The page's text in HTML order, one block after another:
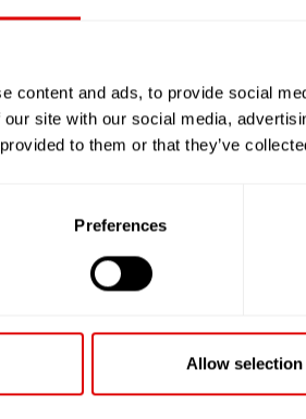
content and ads, to provide social
site with our social media,
to them or that they’ve
Preferences
Allow selection